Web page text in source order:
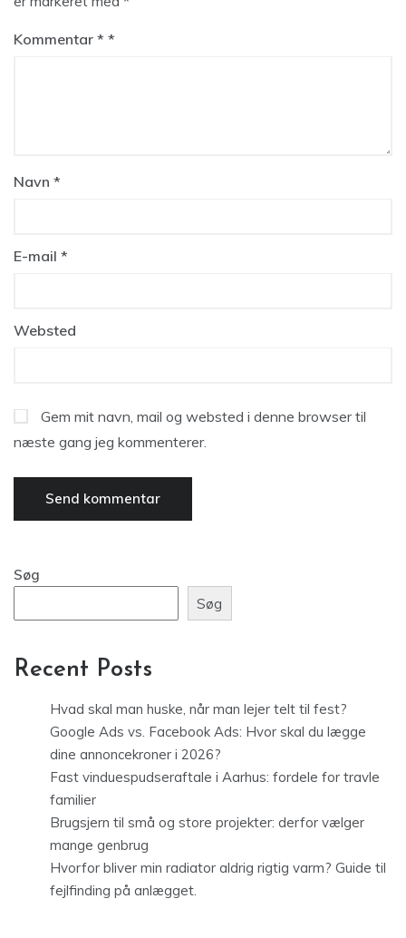
Kommentar *
Navn *
E-mail *
Websted
Gem mit navn, mail og websted i denne browser til
næste gang jeg kommenterer.
Søg
Søg
Recent Posts
Hvad skal man huske, når man lejer telt til fest?
Google Ads vs. Facebook Ads: Hvor skal du lægge
dine annoncekroner i 2026?
Fast vinduespudseraftale i Aarhus: fordele for travle
familier
Brugsjern til små og store projekter: derfor vælger
mange genbrug
Hvorfor bliver min radiator aldrig rigtig varm? Guide til
fejlfinding på anlægget.